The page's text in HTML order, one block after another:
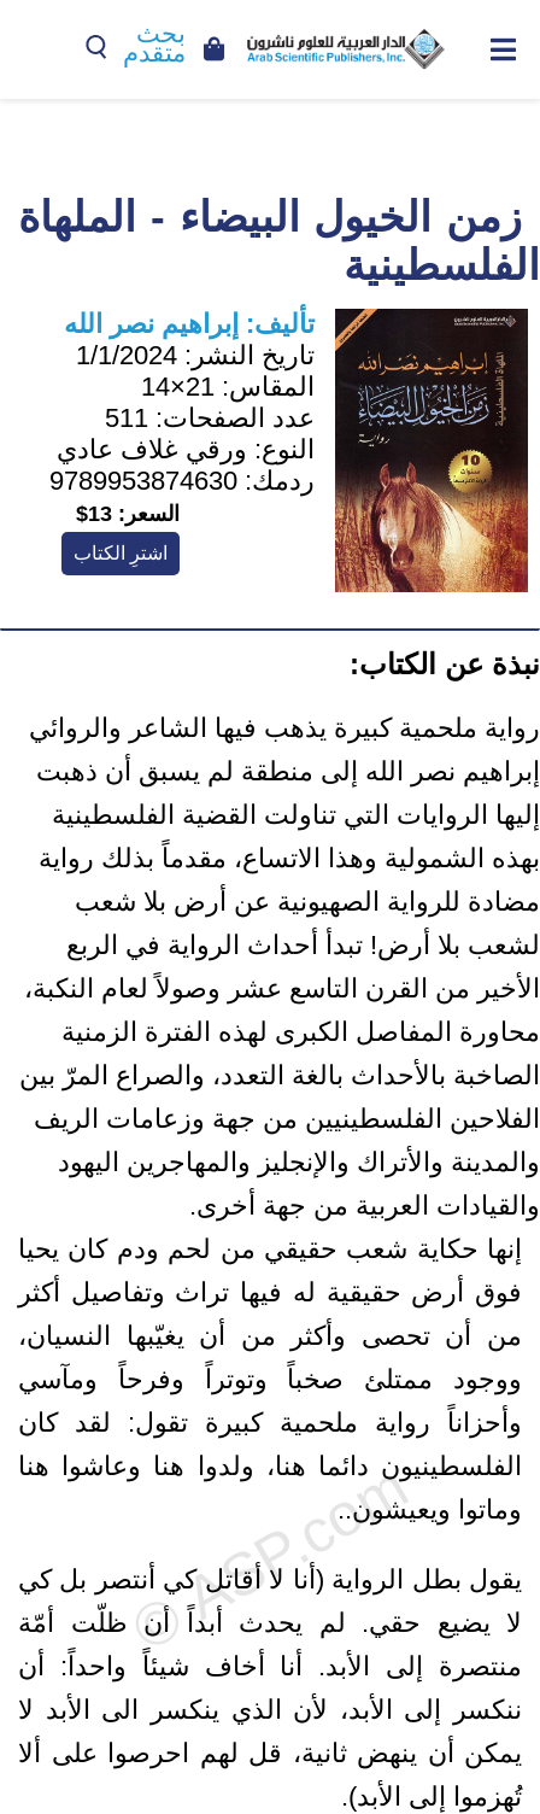
بحث
متقدم
زمن الخيول البيضاء - الملهاة
الفلسطينية
تأليف: إبراهيم نصر الله
تاريخ النشر: 1/1/2024
المقاس: 21×14
عدد الصفحات: 511
النوع: ورقي غلاف عادي
ردمك: 9789953874630
السعر: 13$
اشترِ الكتاب
نبذة عن الكتاب:
رواية ملحمية كبيرة يذهب فيها الشاعر والروائي
إبراهيم نصر الله إلى منطقة لم يسبق أن ذهبت
إليها الروايات التي تناولت القضية الفلسطينية
بهذه الشمولية وهذا الاتساع، مقدماً بذلك رواية
مضادة للرواية الصهيونية عن أرض بلا شعب
لشعب بلا أرض! تبدأ أحداث الرواية في الربع
الأخير من القرن التاسع عشر وصولاً لعام النكبة،
محاورة المفاصل الكبرى لهذه الفترة الزمنية
الصاخبة بالأحداث بالغة التعدد، والصراع المرّ بين
الفلاحين الفلسطينيين من جهة وزعامات الريف
والمدينة والأتراك والإنجليز والمهاجرين اليهود
والقيادات العربية من جهة أخرى.
إنها حكاية شعب حقيقي من لحم ودم كان يحيا
فوق أرض حقيقية له فيها تراث وتفاصيل أكثر
من أن تحصى وأكثر من أن يغيّبها النسيان،
ووجود ممتلئ صخباً وتوتراً وفرحاً ومآسي
وأحزاناً رواية ملحمية كبيرة تقول: لقد كان
الفلسطينيون دائما هنا، ولدوا هنا وعاشوا هنا
وماتوا ويعيشون..
يقول بطل الرواية (أنا لا أقاتل كي أنتصر بل كي
لا يضيع حقي. لم يحدث أبداً أن ظلّت أمّة
منتصرة إلى الأبد. أنا أخاف شيئاً واحداً: أن
ننكسر إلى الأبد، لأن الذي ينكسر الى الأبد لا
يمكن أن ينهض ثانية، قل لهم احرصوا على ألا
تُهزموا إلى الأبد).